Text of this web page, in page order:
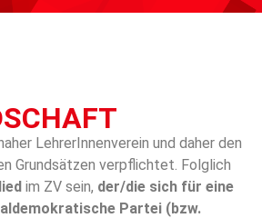
LehrerInnenverein und daher den
Grundsätzen verpflichtet. Folglich
im ZV sein, der/die sich für eine
Partei (bzw.